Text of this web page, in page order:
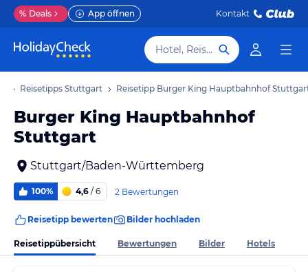
% Deals App öffnen Kontakt
Hotel, Reiseziel
Reisetipps Stuttgart Reisetipp Burger King Hauptbahnhof
Burger King Hauptbahnhof
Stuttgart
Stuttgart/Baden-Württemberg
100% 4,6 / 6 2 Bewertungen
Reisetipp bewerten Bilder hochladen
Reisetippübersicht Bewertungen Bilder Hotels